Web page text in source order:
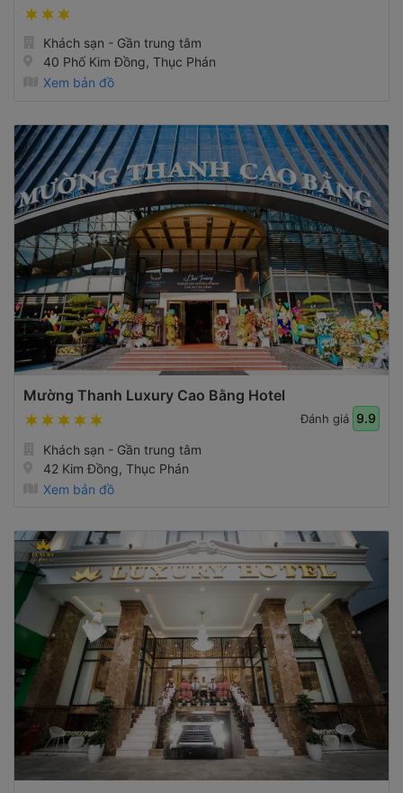
Khách sạn - Gần trung tâm
40 Phố Kim Đồng, Thục Phán
Xem bản đồ
Mường Thanh Luxury Cao Bằng Hotel
Đánh giá 9.9
Khách sạn - Gần trung tâm
42 Kim Đồng, Thục Phán
Xem bản đồ